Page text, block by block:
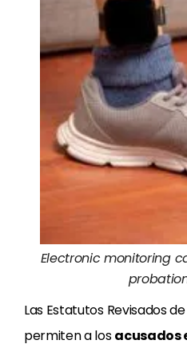
Electronic monitoring
Las Estatutos Revisados
permiten a losacusados